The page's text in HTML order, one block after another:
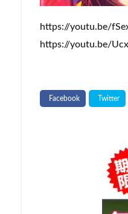
https://youtu.be/
https://youtu.be/